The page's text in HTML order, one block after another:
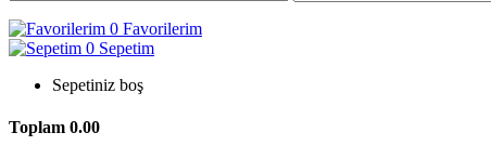
0 Favorilerim
0 Sepetim
Sepetiniz boş
Toplam 0.00